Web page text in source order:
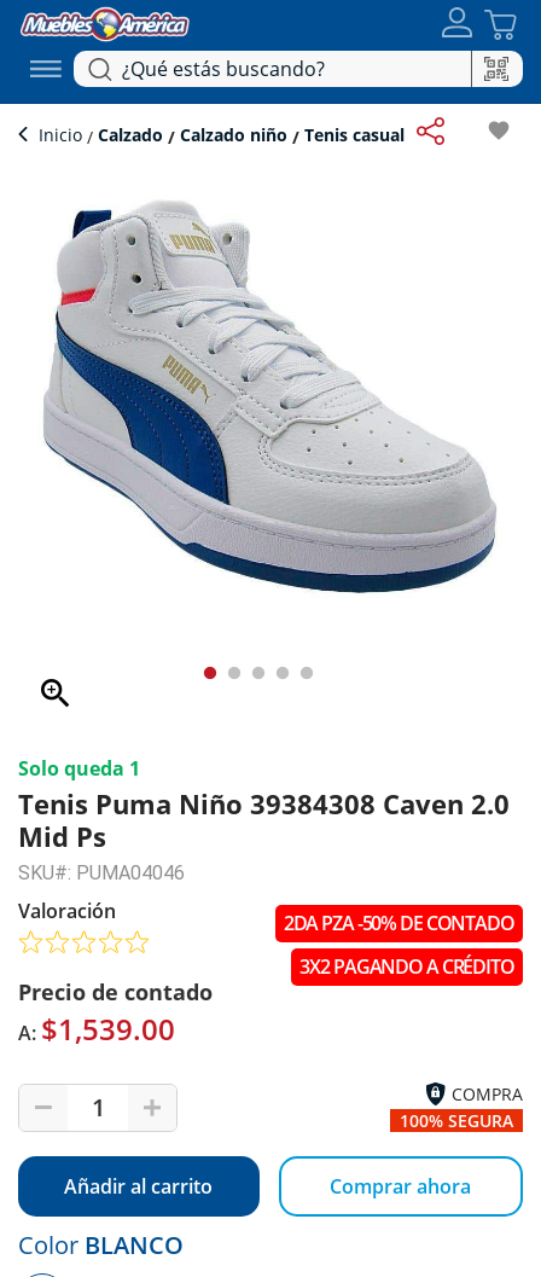
Inicio Calzado Calzado niño Tenis casual favorite
zoom_in
Solo queda 1
Tenis Puma Niño 39384308 Caven 2.0
Mid Ps
SKU#: PUMA04046
Valoración
Precio de contado
A: $1,539.00
1
2DA PZA -50% DE CONTADO
3X2 PAGANDO A CRÉDITO
COMPRA
100% SEGURA
Añadir al carrito Comprar ahora
Color BLANCO